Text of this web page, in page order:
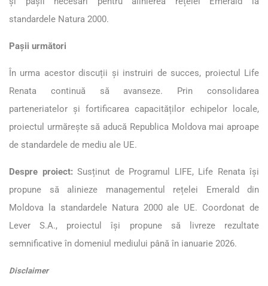
standardele Natura 2000.
Pașii următori
În urma acestor discuții și instruiri de succes, proiectul Life
Renata continuă să avanseze. Prin consolidarea
parteneriatelor și fortificarea capacităților echipelor locale,
proiectul urmărește să aducă Republica Moldova mai aproape
de standardele de mediu ale UE.
Despre proiect: Susținut de Programul LIFE, Life Renata își
propune să alinieze managementul rețelei Emerald din
Moldova la standardele Natura 2000 ale UE. Coordonat de
Lever S.A., proiectul își propune să livreze rezultate
semnificative în domeniul mediului până în ianuarie 2026.
Disclaimer